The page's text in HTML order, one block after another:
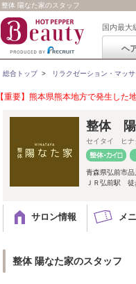
整体 陽なた家のスタッフ
国内最大
ヘ
総合トップ> リラクゼーション・マッ
【重要】熊本県熊本地方で発生した
整体 陽
セイタイ ヒナ
青森県弘前市品
ＪＲ弘前駅 徒
サロン情報 メ
整体 陽なた家のスタッフ